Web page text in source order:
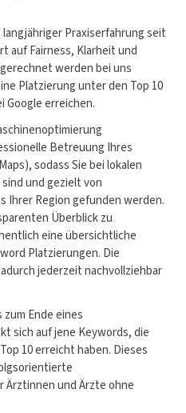
Praxiserfahrung seit
auf Fairness, Klarheit und
werden bei uns
Platzierung unter den Top 10
Google erreichen.
Betreuung Ihres
sodass Sie bei lokalen
und gezielt von
Ihrer Region gefunden werden.
Überblick zu
eine übersichtliche
Platzierungen. Die
jederzeit nachvollziehbar
Ende eines
sich auf jene Keywords, die
10 erreicht haben. Dieses
Ärztinnen und Ärzte ohne